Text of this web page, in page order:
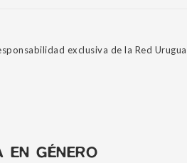
exclusiva de la Red
EN GÉNERO